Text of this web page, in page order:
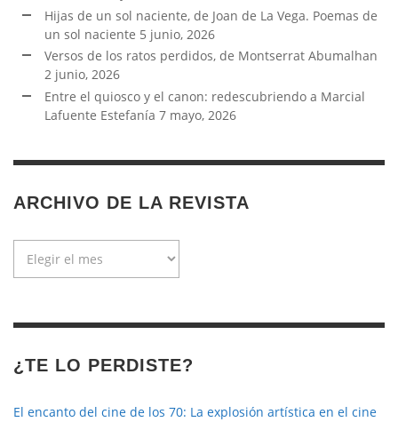
Hijas de un sol naciente, de Joan de La Vega. Poemas de
un sol naciente 5 junio, 2026
Versos de los ratos perdidos, de Montserrat Abumalhan
2 junio, 2026
Entre el quiosco y el canon: redescubriendo a Marcial
Lafuente Estefanía 7 mayo, 2026
ARCHIVO DE LA REVISTA
¿TE LO PERDISTE?
El encanto del cine de los 70: La explosión artística en el cine